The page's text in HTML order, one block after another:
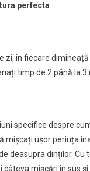
perfecta
zi, în fiecare
timp de 2 până la 3
specifice despre
mișcați ușor periuța
deasupra dinților.
mișcări în sus și